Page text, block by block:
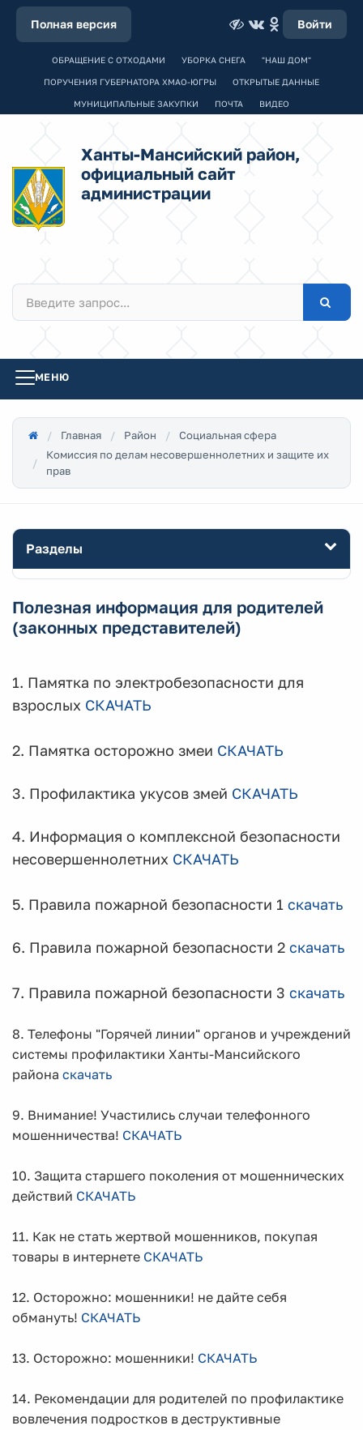
Полная версия Войти
ОБРАЩЕНИЕ С ОТХОДАМИ УБОРКА СНЕГА "НАШ ДОМ"
ПОРУЧЕНИЯ ГУБЕРНАТОРА ХМАО-ЮГРЫ ОТКРЫТЫЕ ДАННЫЕ
МУНИЦИПАЛЬНЫЕ ЗАКУПКИ ПОЧТА ВИДЕО
Ханты-Мансийский район,
официальный сайт
администрации
МЕНЮ
Главная Район
Социальная сфера
Комиссия по делам несовершеннолетних и защите их
прав
Разделы
Полезная информация для родителей
(законных представителей)
1. Памятка по электробезопасности для
взрослых СКАЧАТЬ
2. Памятка осторожно змеи СКАЧАТЬ
3. Профилактика укусов змей СКАЧАТЬ
4. Информация о комплексной безопасности
несовершеннолетних СКАЧАТЬ
5. Правила пожарной безопасности 1 скачать
6. Правила пожарной безопасности 2 скачать
7. Правила пожарной безопасности 3 скачать
8. Телефоны "Горячей линии" органов и учреждений
системы профилактики Ханты-Мансийского
района скачать
9. Внимание! Участились случаи телефонного
мошенничества! СКАЧАТЬ
10. Защита старшего поколения от мошеннических
действий СКАЧАТЬ
11. Как не стать жертвой мошенников, покупая
товары в интернете СКАЧАТЬ
12. Осторожно: мошенники! не дайте себя
обмануть! СКАЧАТЬ
13. Осторожно: мошенники! СКАЧАТЬ
14. Рекомендации для родителей по профилактике
вовлечения подростков в деструктивные